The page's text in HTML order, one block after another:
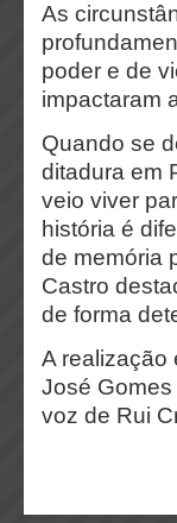
As
poder e de
impactaram
Quando se
ditadura em
veio viver
história é
de memória
Castro
de forma
A realização
José
voz de Rui